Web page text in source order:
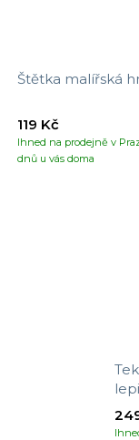
Štětka malířská
Ihned na prodejně v
dnů u vás doma
119 Kč